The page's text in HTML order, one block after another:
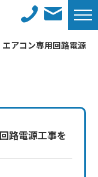
要
アコン専用回路電源
路電源工事を